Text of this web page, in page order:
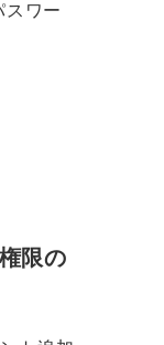
ワー
限の